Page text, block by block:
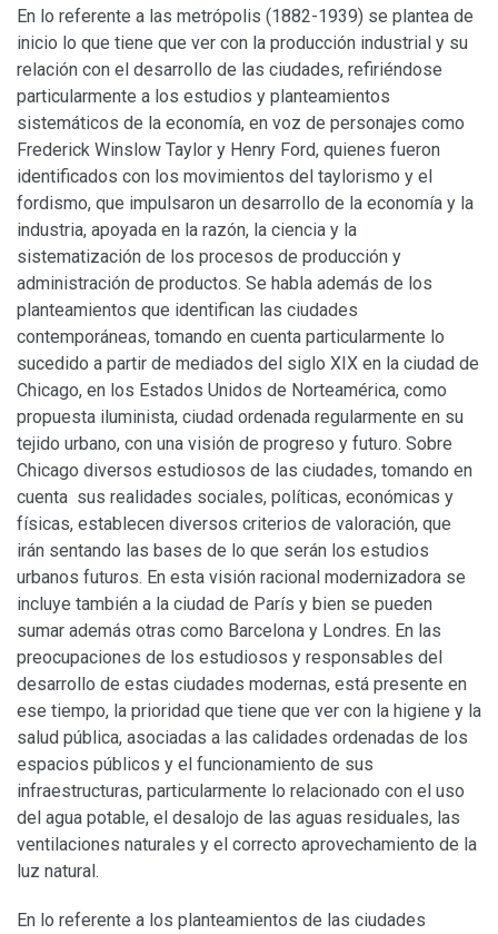
En lo referente a las metrópolis (1882-1939) se plantea de
inicio lo que tiene que ver con la producción industrial y su
relación con el desarrollo de las ciudades, refiriéndose
particularmente a los estudios y planteamientos
sistemáticos de la economía, en voz de personajes como
Frederick Winslow Taylor y Henry Ford, quienes fueron
identificados con los movimientos del taylorismo y el
fordismo, que impulsaron un desarrollo de la economía y la
industria, apoyada en la razón, la ciencia y la
sistematización de los procesos de producción y
administración de productos. Se habla además de los
planteamientos que identifican las ciudades
contemporáneas, tomando en cuenta particularmente lo
sucedido a partir de mediados del siglo XIX en la ciudad de
Chicago, en los Estados Unidos de Norteamérica, como
propuesta iluminista, ciudad ordenada regularmente en su
tejido urbano, con una visión de progreso y futuro. Sobre
Chicago diversos estudiosos de las ciudades, tomando en
cuenta sus realidades sociales, políticas, económicas y
físicas, establecen diversos criterios de valoración, que
irán sentando las bases de lo que serán los estudios
urbanos futuros. En esta visión racional modernizadora se
incluye también a la ciudad de París y bien se pueden
sumar además otras como Barcelona y Londres. En las
preocupaciones de los estudiosos y responsables del
desarrollo de estas ciudades modernas, está presente en
ese tiempo, la prioridad que tiene que ver con la higiene y la
salud pública, asociadas a las calidades ordenadas de los
espacios públicos y el funcionamiento de sus
infraestructuras, particularmente lo relacionado con el uso
del agua potable, el desalojo de las aguas residuales, las
ventilaciones naturales y el correcto aprovechamiento de la
luz natural.
En lo referente a los planteamientos de las ciudades